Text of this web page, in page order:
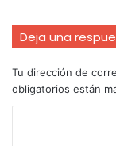
Deja una
Tu dirección de
obligatorios están